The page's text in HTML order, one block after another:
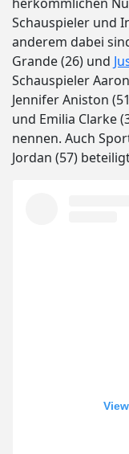
Schauspieler und
anderem dabei
Grande (26) und
Schauspieler
Jennifer Aniston
und Emilia Clarke
nennen. Auch
Jordan (57)